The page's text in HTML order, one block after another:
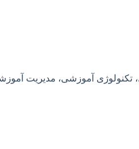
تکنولوژی آموزشی، مدیریت